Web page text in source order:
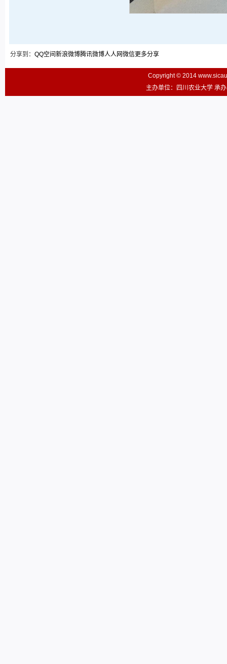
分享到： QQ空间 新浪微博腾讯微博人人网微信更多分享
Copyright © 2014
主办单位：四川农业大学 承